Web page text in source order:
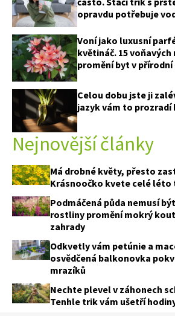
Objednat >opravdu potřebuje
Voní jako luxusní
květináč. 15
promění byt v
Celou dobu jste ji
jazyk vám to prozradí
Nejnovější články
Má drobné květy, přesto
Krásnoočko kvete celé léto
Podmáčená půda nemusí
rostliny promění mokrý
zahrady
Odkvetly vám petúnie a
osvědčená balkonovka
mrazíků
Nechte plevel v záhonech
Tenhle trik vám ušetří